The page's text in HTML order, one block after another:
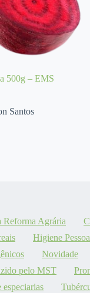
500g – EMS
Santos
Reforma Agrária
Higiene
Novidade
pelo MST
especiarias